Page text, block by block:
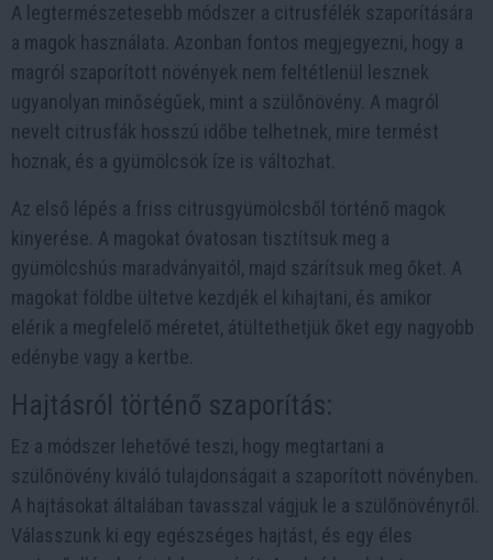
A legtermészetesebb módszer a citrusfélék szaporítására
a magok használata. Azonban fontos megjegyezni, hogy a
magról szaporított növények nem feltétlenül lesznek
ugyanolyan minőségűek, mint a szülőnövény. A magról
nevelt citrusfák hosszú időbe telhetnek, mire termést
hoznak, és a gyümölcsök íze is változhat.
Az első lépés a friss citrusgyümölcsből történő magok
kinyerése. A magokat óvatosan tisztítsuk meg a
gyümölcshús maradványaitól, majd szárítsuk meg őket. A
magokat földbe ültetve kezdjék el kihajtani, és amikor
elérik a megfelelő méretet, átültethetjük őket egy nagyobb
edénybe vagy a kertbe.
Hajtásról történő szaporítás:
Ez a módszer lehetővé teszi, hogy megtartani a
szülőnövény kiváló tulajdonságait a szaporított növényben.
A hajtásokat általában tavasszal vágjuk le a szülőnövényről.
Válasszunk ki egy egészséges hajtást, és egy éles